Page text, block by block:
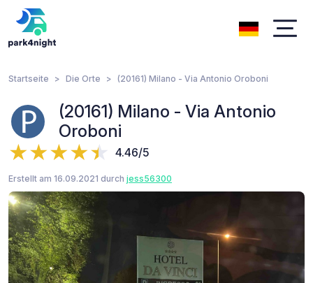
Startseite Die Orte (20161) Milano - Via Antonio Oroboni
(20161) Milano - Via Antonio
Oroboni
4.46/5
Erstellt am 16.09.2021 durch jess56300